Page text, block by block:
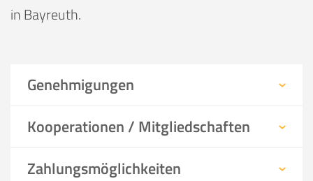
in Bayreuth.
Genehmigungen
Kooperationen / Mitgliedschaften
Zahlungsmöglichkeiten